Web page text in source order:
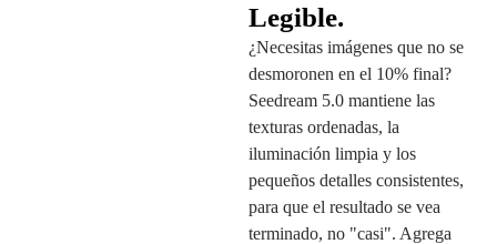
Legible.
¿Necesitas imágenes que no se
desmoronen en el 10% final?
Seedream 5.0 mantiene las
texturas ordenadas, la
iluminación limpia y los
pequeños detalles consistentes,
para que el resultado se vea
terminado, no "casi". Agrega